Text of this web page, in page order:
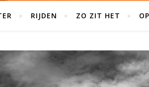
RIJDEN ZO ZIT HET